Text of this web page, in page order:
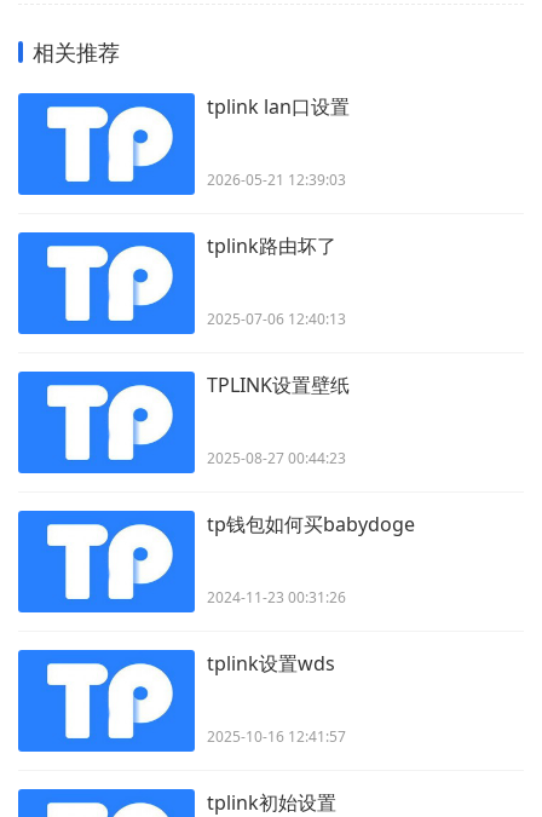
相关推荐
tplink lan口设置
2026-05-21 12:39:03
tplink路由坏了
2025-07-06 12:40:13
TPLINK设置壁纸
2025-08-27 00:44:23
tp钱包如何买babydoge
2024-11-23 00:31:26
tplink设置wds
2025-10-16 12:41:57
tplink初始设置